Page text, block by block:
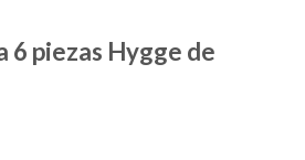
6 piezas Hygge de